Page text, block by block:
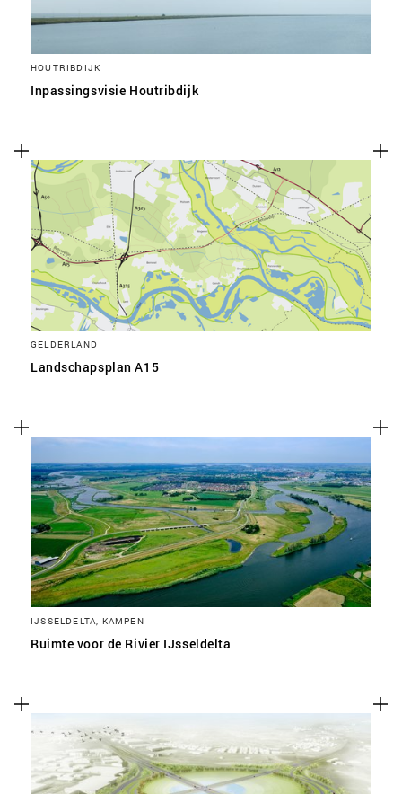
HOUTRIBDIJK
Inpassingsvisie Houtribdijk
GELDERLAND
Landschapsplan A15
IJSSELDELTA, KAMPEN
Ruimte voor de Rivier IJsseldelta